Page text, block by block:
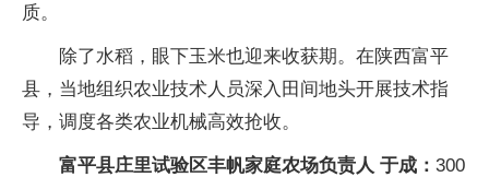
质。
除了水稻，眼下玉米也迎来收获期。在陕西富平
县，当地组织农业技术人员深入田间地头开展技术指
导，调度各类农业机械高效抢收。
富平县庄里试验区丰帆家庭农场负责人 于成： 300